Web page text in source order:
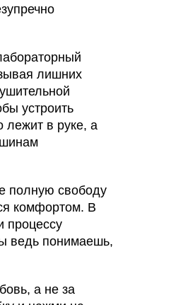
лишних
устроить
лежит в руке, а
полную свободу
комфортом. В
процессу
ведь понимаешь,
а не за